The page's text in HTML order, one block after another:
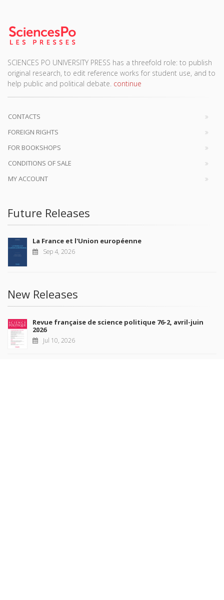
SCIENCES PO UNIVERSITY PRESS has a threefold role: to publish
original research, to edit reference works for student use, and to
help public and political debate. continue
CONTACTS
FOREIGN RIGHTS
FOR BOOKSHOPS
CONDITIONS OF SALE
MY ACCOUNT
Future Releases
La France et l'Union européenne
Sep 4, 2026
New Releases
Revue française de science politique 76-2, avril-juin
2026
Jul 10, 2026